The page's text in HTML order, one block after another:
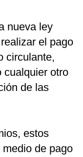
nueva ley
el pago
circulante,
cualquier otro
de las
estos
de pago